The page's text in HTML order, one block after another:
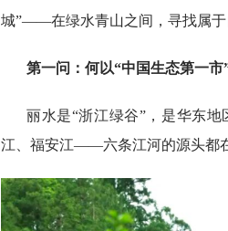
城”——在绿水青山之间，寻找属于
第一问：何以“中国生态第一市
丽水是“浙江绿谷”，是华东
江、福安江——六条江河的源头都